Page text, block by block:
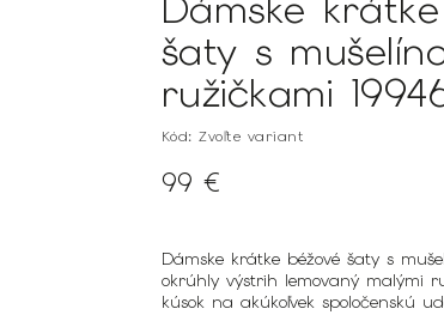
šaty s
ružičkami
Kód: Zvoľte variant
99 €
Dámske krátke béžové šaty s
okrúhly výstrih lemovaný malými
kúsok na akúkoľvek spoločenskú